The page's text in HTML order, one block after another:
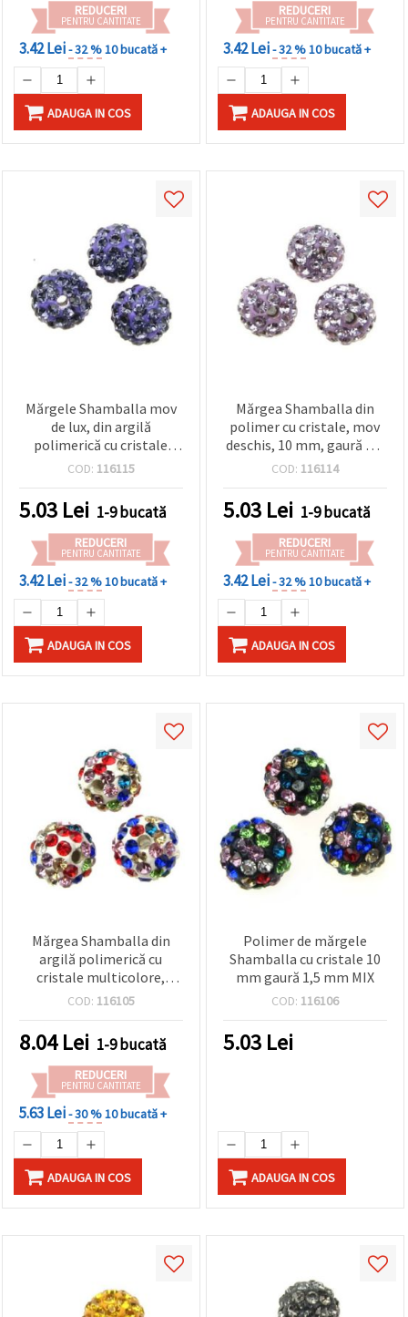
REDUCERI
PENTRU CANTITATE
3.42 Lei- 32 %10 bucată +
ADAUGA IN COS
REDUCERI
PENTRU CANTITATE
3.42 Lei- 32 %10 bucată +
ADAUGA IN COS
Mărgele Shamballa mov
de lux, din argilă
polimerică cu cristale
strălucitoare, 10 mm,
pentru bijuterii și creații
handmade
COD: 116115
5.03 Lei 1-9 bucată
REDUCERI
PENTRU CANTITATE
3.42 Lei- 32 %10 bucată +
ADAUGA IN COS
Mărgea Shamballa din
polimer cu cristale, mov
deschis, 10 mm, gaură 1,5
mm, finisaj luciu înalt,
COD: 116114
5.03 Lei 1-9 bucată
REDUCERI
PENTRU CANTITATE
3.42 Lei- 32 %10 bucată +
ADAUGA IN COS
Mărgea Shamballa din
argilă polimerică cu
cristale multicolore,
culori mixte, 10 mm,
pentru confecționare
bijuterii handmade
COD: 116105
8.04Lei 1-9 bucată
REDUCERI
PENTRU CANTITATE
5.63 Lei- 30 %10 bucată +
ADAUGA IN COS
Polimer de mărgele
Shamballa cu cristale 10
mm gaură 1,5 mm MIX
COD: 116106
5.03 Lei
ADAUGA IN COS